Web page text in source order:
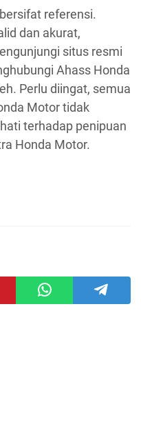
referensi.
dan akurat,
situs resmi
Ahass Honda
Perlu diingat, semua
Motor tidak
terhadap penipuan
Honda Motor.